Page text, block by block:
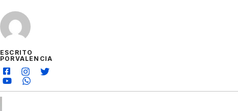
ESCRITO
PORVALENCIA